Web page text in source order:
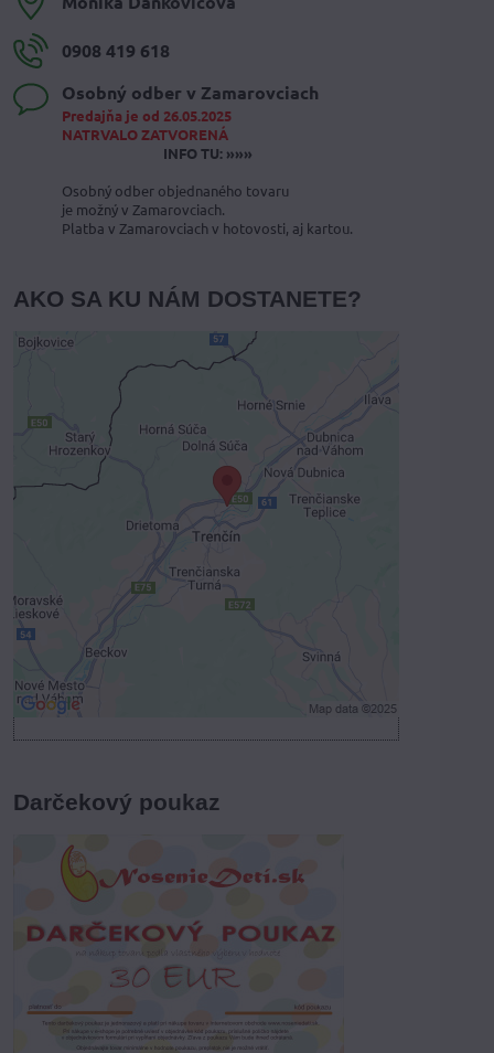
0908 419 618
Osobný odber v Zamarovciach
Predajňa je od 26.05.2025
NATRVALO ZATVORENÁ
INFO TU: »»»
Osobný odber objednaného tovaru
je možný v Zamarovciach.
Platba v Zamarovciach v hotovosti, aj kartou.
AKO SA KU NÁM DOSTANETE?
Externý obsah je blokovaný
Voľbami súkromia
Prajete si načítať externý obsah?
Povoliť tentokrát
Povoliť a zapamätať - súhlas s druhom
cookie: Funkčné
Darčekový poukaz